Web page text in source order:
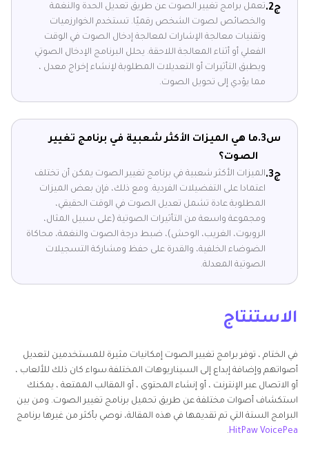
ج2.
تعمل برامج تغيير الصوت عن طريق تعديل الحدة والنغمة
والخصائص لصوت الشخص رقميًا. تستخدم الخوارزميات
وتقنيات معالجة الإشارات لمعالجة إدخال الصوت في الوقت
الفعلي أو أثناء المعالجة اللاحقة. يحلل البرنامج الإدخال الصوتي
ويطبق التأثيرات أو التعديلات المطلوبة لإنشاء إخراج معدل ،
مما يؤدي إلى تحويل الصوت.
س3.
ما هي الميزات الأكثر شعبية في برنامج تغيير
الصوت؟
ج3.
الميزات الأكثر شعبية في برنامج تغيير الصوت يمكن أن تختلف
اعتمادا على التفضيلات الفردية. ومع ذلك، فإن بعض الميزات
المطلوبة عادة تشمل تعديل الصوت في الوقت الحقيقي،
ومجموعة واسعة من التأثيرات الصوتية (على سبيل المثال،
الروبوت، الغريب، الوحش)، ضبط درجة الصوت والنغمة، محاكاة
الضوضاء الخلفية، والقدرة على حفظ ومشاركة التسجيلات
الصوتية المعدلة.
الاستنتاج
في الختام ، توفر برامج تغيير الصوت إمكانيات مثيرة للمستخدمين لتعديل
أصواتهم وإضافة إبداع إلى السيناريوهات المختلفة.سواء كان ذلك للألعاب ،
أو الاتصال عبر الإنترنت ، أو إنشاء المحتوى ، أو المقالب الممتعة ، يمكنك
استكشاف أصوات مختلفة عن طريق تحميل برنامج تغيير الصوت. ومن بين
البرامج الستة التي تم تقديمها في هذه المقالة، نوصي بأكثر من غيرها برنامج
HitPaw VoicePea
.